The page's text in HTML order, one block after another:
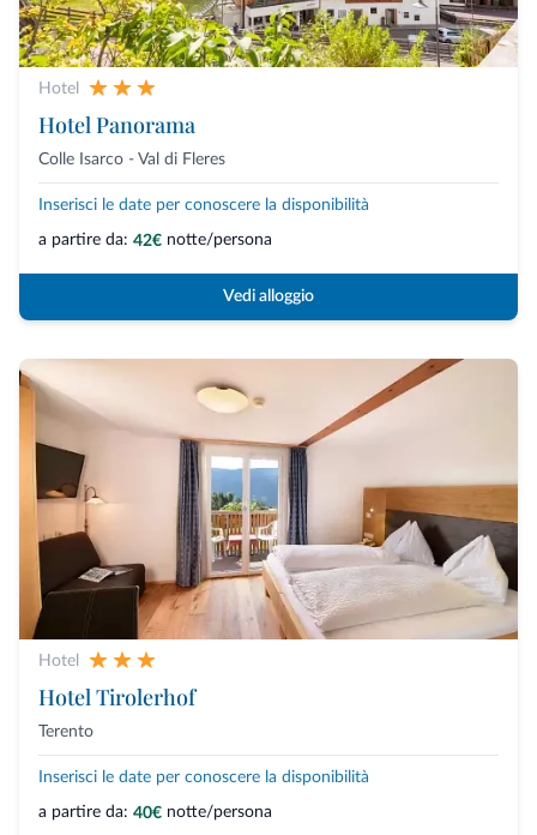
Hotel
Hotel Panorama
Colle Isarco - Val di Fleres
Inserisci le date per conoscere la disponibilità
a partire da: 42€ notte/persona
Vedi alloggio
Hotel
Hotel Tirolerhof
Terento
Inserisci le date per conoscere la disponibilità
a partire da: 40€ notte/persona